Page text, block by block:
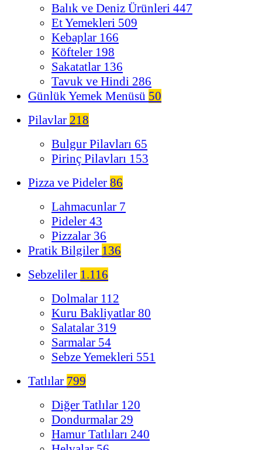
Balık ve Deniz Ürünleri 447
Et Yemekleri 509
Kebaplar 166
Köfteler 198
Sakatatlar 136
Tavuk ve Hindi 286
Günlük Yemek Menüsü 50
Pilavlar 218
Bulgur Pilavları 65
Pirinç Pilavları 153
Pizza ve Pideler 86
Lahmacunlar 7
Pideler 43
Pizzalar 36
Pratik Bilgiler 136
Sebzeliler 1.116
Dolmalar 112
Kuru Bakliyatlar 80
Salatalar 319
Sarmalar 54
Sebze Yemekleri 551
Tatlılar 799
Diğer Tatlılar 120
Dondurmalar 29
Hamur Tatlıları 240